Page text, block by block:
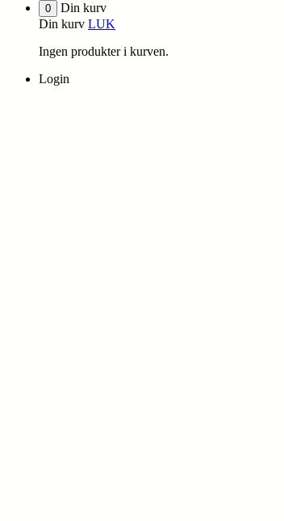
0
Din kurv
Din kurv LUK
Ingen produkter i kurven.
Login